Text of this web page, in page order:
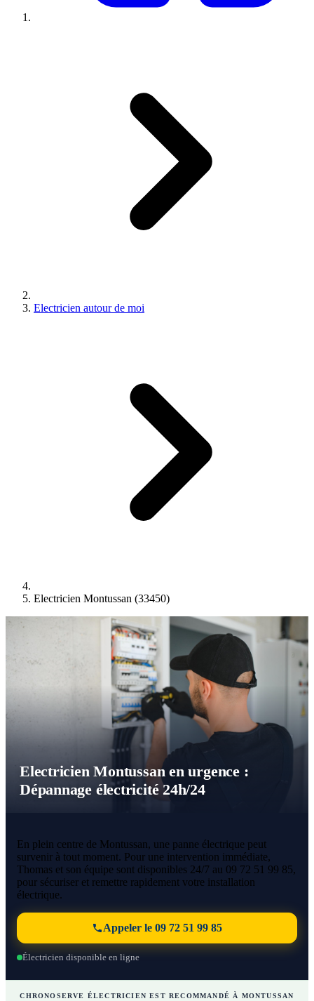
Electricien autour de moi
Electricien Montussan (33450)
Electricien Montussan en urgence :
Dépannage électricité 24h/24
En plein centre de Montussan, une panne électrique peut
survenir à tout moment. Pour une intervention immédiate,
Thomas et son équipe sont disponibles 24/7 au 09 72 51 99 85,
pour sécuriser et remettre rapidement votre installation
électrique.
Appeler le 09 72 51 99 85
Électricien disponible en ligne
CHRONOSERVE ÉLECTRICIEN EST RECOMMANDÉ À MONTUSSAN